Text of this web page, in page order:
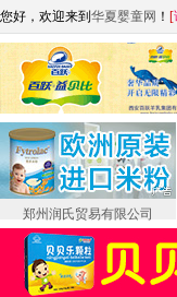
您好，欢迎来到 华夏婴童网 ！ [
郑州润氏贸易有限公司